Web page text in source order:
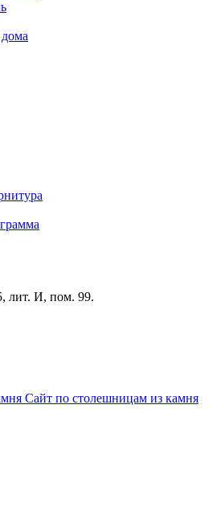
лит. И, пом. 99.
Сайт по столешницам из камня